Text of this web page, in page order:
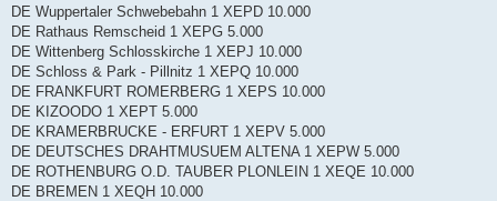
DE Wuppertaler Schwebebahn 1 XEPD 10.000
DE Rathaus Remscheid 1 XEPG 5.000
DE Wittenberg Schlosskirche 1 XEPJ 10.000
DE Schloss & Park - Pillnitz 1 XEPQ 10.000
DE FRANKFURT ROMERBERG 1 XEPS 10.000
DE KIZOODO 1 XEPT 5.000
DE KRAMERBRUCKE - ERFURT 1 XEPV 5.000
DE DEUTSCHES DRAHTMUSUEM ALTENA 1 XEPW 5.000
DE ROTHENBURG O.D. TAUBER PLONLEIN 1 XEQE 10.000
DE BREMEN 1 XEQH 10.000